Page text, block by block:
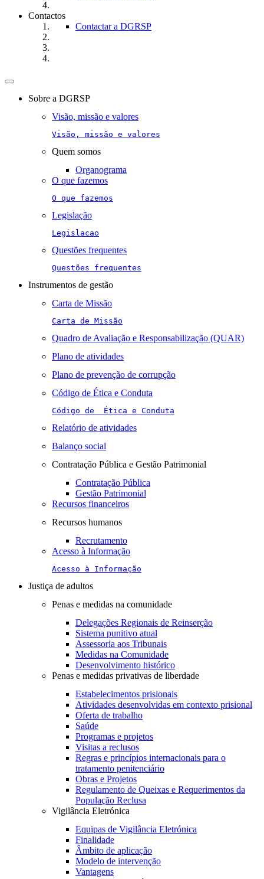
Contactos
Contactar a DGRSP
Toggle
navigationSobre a DGRSP
Visão, missão e valores
Visão, missão e valores
Quem somos
Organograma
O que fazemos
O que fazemos
Legislação
Legislacao
Questões frequentes
Questões frequentes
Instrumentos de gestão
Carta de Missão
Carta de Missão
Quadro de Avaliação e Responsabilização (QUAR)
Plano de atividades
Plano de prevenção de corrupção
Código de Ética e Conduta
Código de  Ética e Conduta
Relatório de atividades
Balanço social
Contratação Pública e Gestão Patrimonial
Contratação Pública
Gestão Patrimonial
Recursos financeiros
Recursos humanos
Recrutamento
Acesso à Informação
Acesso à Informação
Justiça de adultos
Penas e medidas na comunidade
Delegações Regionais de Reinserção
Sistema punitivo atual
Assessoria aos Tribunais
Medidas na Comunidade
Desenvolvimento histórico
Penas e medidas privativas de liberdade
Estabelecimentos prisionais
Atividades desenvolvidas em contexto prisional
Oferta de trabalho
Saúde
Programas e projetos
Visitas a reclusos
Regras e princípios internacionais para o
tratamento penitenciário
Obras e Projetos
Regulamento de Queixas e Requerimentos da
População Reclusa
Vigilância Eletrónica
Equipas de Vigilância Eletrónica
Finalidade
Âmbito de aplicação
Modelo de intervenção
Vantagens